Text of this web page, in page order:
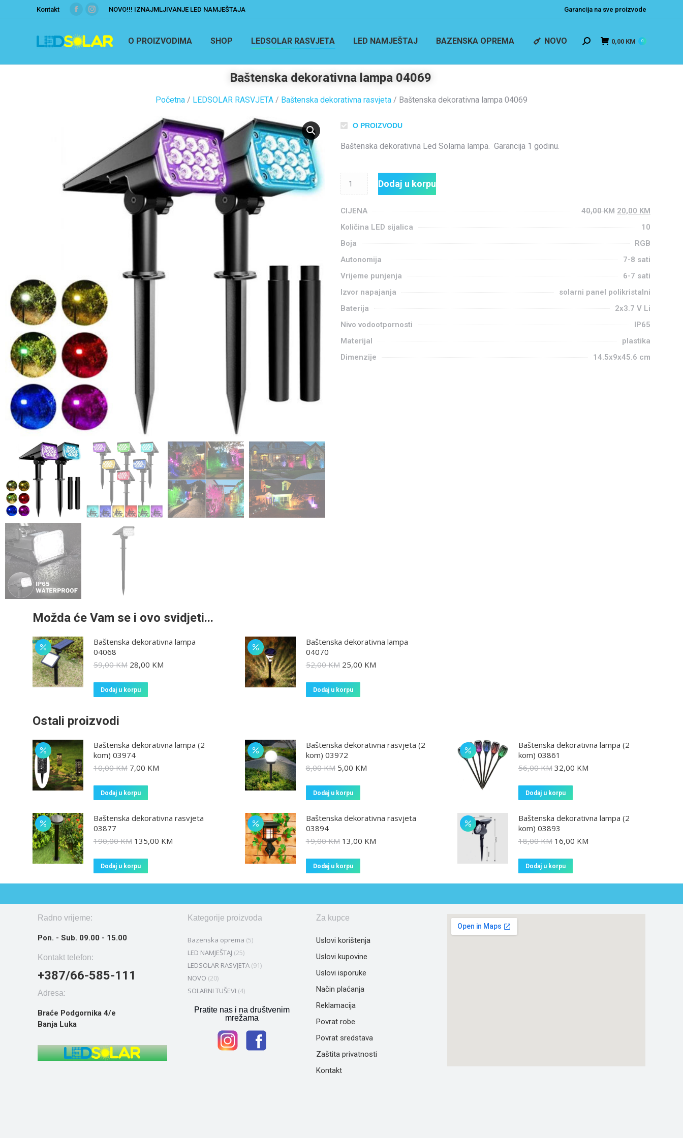
Kontakt NOVO!!! IZNAJMLJIVANJE LED NAMJEŠTAJA Garancija na sve proizvode
O PROIZVODIMA SHOP LEDSOLAR RASVJETA LED NAMJEŠTAJ BAZENSKA OPREMA NOVO 0,00 KM 0
Baštenska dekorativna lampa 04069
Početna / LEDSOLAR RASVJETA / Baštenska dekorativna rasvjeta / Baštenska dekorativna lampa 04069
O PROIZVODU
Baštenska dekorativna Led Solarna lampa. Garancija 1 godinu.
Dodaj u korpu
CIJENA 40,00KM 20,00 KM
Količina LED sijalica
10
Boja
RGB
Autonomija
7-8 sati
Vrijeme punjenja
6-7 sati
Izvor napajanja
solarni panel polikristalni
Baterija
2x3.7 V Li
Nivo vodootpornosti
IP65
Materijal
plastika
Dimenzije
14.5x9x45.6 cm
Možda će Vam se i ovo svidjeti...
Baštenska dekorativna lampa
04068
59,00KM 28,00 KM
Dodaj u korpu
Baštenska dekorativna lampa
04070
52,00KM 25,00 KM
Dodaj u korpu
Ostali proizvodi
Baštenska dekorativna lampa (2
kom) 03974
10,00KM 7,00 KM
Dodaj u korpu
Baštenska dekorativna rasvjeta (2
kom) 03972
8,00KM 5,00 KM
Dodaj u korpu
Baštenska dekorativna lampa (2
kom) 03861
56,00KM 32,00 KM
Dodaj u korpu
Baštenska dekorativna rasvjeta
03877
190,00KM 135,00 KM
Dodaj u korpu
Baštenska dekorativna rasvjeta
03894
19,00KM 13,00 KM
Dodaj u korpu
Baštenska dekorativna lampa (2
kom) 03893
18,00KM 16,00 KM
Dodaj u korpu
Radno vrijeme:
Pon. - Sub. 09.00 - 15.00
Kontakt telefon:
+387/66-585-111
Adresa:
Braće Podgornika 4/e
Banja Luka
Kategorije proizvoda
Bazenska oprema (5)
LED NAMJEŠTAJ (25)
LEDSOLAR RASVJETA (91)
NOVO (20)
SOLARNI TUŠEVI (4)
Pratite nas i na društvenim
mrežama
Za kupce
Uslovi korištenja
Uslovi kupovine
Uslovi isporuke
Način plaćanja
Reklamacija
Povrat robe
Povrat sredstava
Zaštita privatnosti
Kontakt